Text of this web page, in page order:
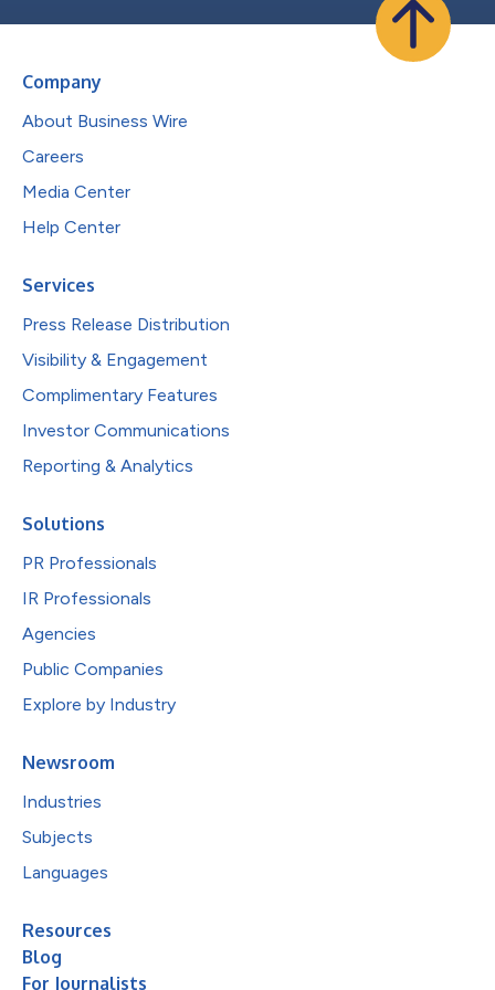
Company
About Business Wire
Careers
Media Center
Help Center
Services
Press Release Distribution
Visibility & Engagement
Complimentary Features
Investor Communications
Reporting & Analytics
Solutions
PR Professionals
IR Professionals
Agencies
Public Companies
Explore by Industry
Newsroom
Industries
Subjects
Languages
Resources
Blog
For Journalists